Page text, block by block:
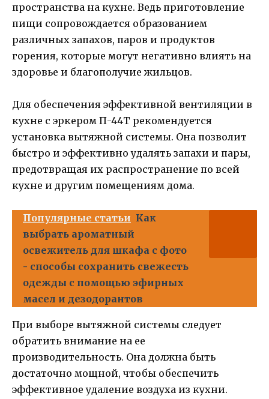
пространства на кухне. Ведь приготовление
пищи сопровождается образованием
различных запахов, паров и продуктов
горения, которые могут негативно влиять на
здоровье и благополучие жильцов.
Для обеспечения эффективной вентиляции в
кухне с эркером П-44Т рекомендуется
установка вытяжной системы. Она позволит
быстро и эффективно удалять запахи и пары,
предотвращая их распространение по всей
кухне и другим помещениям дома.
Популярные статьи Как
выбрать ароматный
освежитель для шкафа с фото
- способы сохранить свежесть
одежды с помощью эфирных
масел и дезодорантов
При выборе вытяжной системы следует
обратить внимание на ее
производительность. Она должна быть
достаточно мощной, чтобы обеспечить
эффективное удаление воздуха из кухни.